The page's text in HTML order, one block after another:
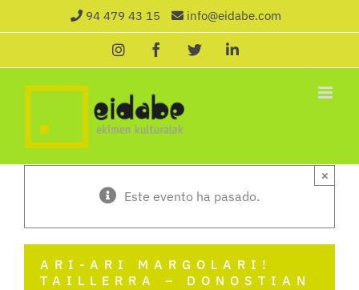
al
94 479 43 15 info@eidabe.com
InstagramFacebook
X LinkedIn
Este evento ha pasado.
×
ARI-ARI MARGOLARI!
TAILLERRA – DONOSTIAN